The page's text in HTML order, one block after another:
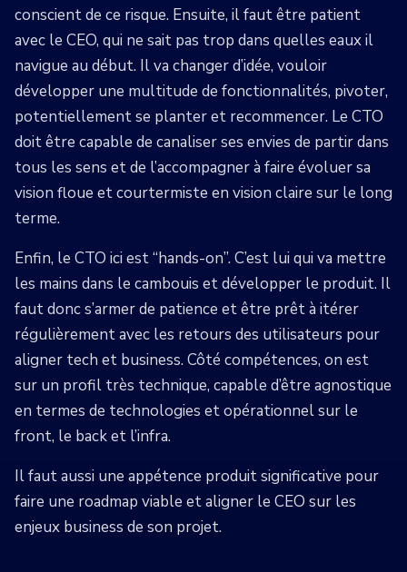
conscient de ce risque. Ensuite, il faut être patient
avec le CEO, qui ne sait pas trop dans quelles eaux il
navigue au début. Il va changer d’idée, vouloir
développer une multitude de fonctionnalités, pivoter,
potentiellement se planter et recommencer. Le CTO
doit être capable de canaliser ses envies de partir dans
tous les sens et de l’accompagner à faire évoluer sa
vision floue et courtermiste en vision claire sur le long
terme.
Enfin, le CTO ici est “hands-on”. C’est lui qui va mettre
les mains dans le cambouis et développer le produit. Il
faut donc s’armer de patience et être prêt à itérer
régulièrement avec les retours des utilisateurs pour
aligner tech et business. Côté compétences, on est
sur un profil très technique, capable d’être agnostique
en termes de technologies et opérationnel sur le
front, le back et l’infra.
Il faut aussi une appétence produit significative pour
faire une roadmap viable et aligner le CEO sur les
enjeux business de son projet.